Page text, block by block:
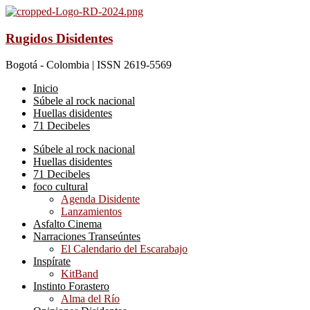
Rugidos Disidentes
Bogotá - Colombia | ISSN 2619-5569
Inicio
Súbele al rock nacional
Huellas disidentes
71 Decibeles
Súbele al rock nacional
Huellas disidentes
71 Decibeles
foco cultural
Agenda Disidente
Lanzamientos
Asfalto Cinema
Narraciones Transeúntes
El Calendario del Escarabajo
Inspírate
KitBand
Instinto Forastero
Alma del Río